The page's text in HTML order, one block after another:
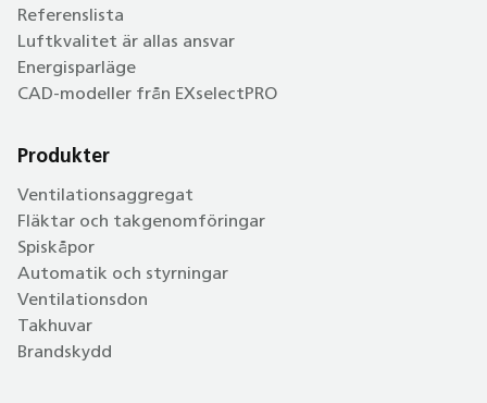
Referenslista
Luftkvalitet är allas ansvar
Energisparläge
CAD-modeller från EXselectPRO
Produkter
Ventilationsaggregat
Fläktar och takgenomföringar
Spiskåpor
Automatik och styrningar
Ventilationsdon
Takhuvar
Brandskydd